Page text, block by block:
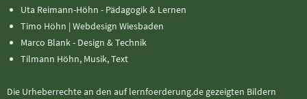
Uta Reimann-Höhn - Pädagogik & Lernen
Timo Höhn | Webdesign Wiesbaden
Marco Blank - Design & Technik
Tilmann Höhn, Musik, Text
Die Urheberrechte an den auf lernfoerderung.de gezeigten Bildern